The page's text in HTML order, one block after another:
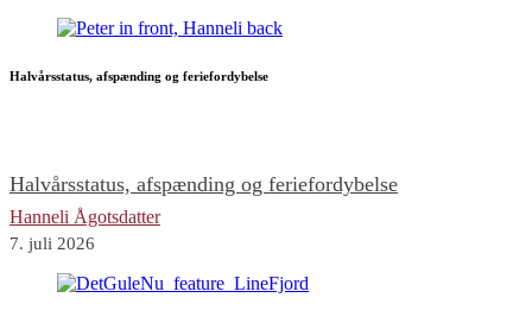
Halvårsstatus, afspænding og feriefordybelse
Halvårsstatus, afspænding og feriefordybelse
Hanneli Ågotsdatter
7. juli 2026